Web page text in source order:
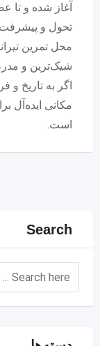
آغاز شده و تا
تحول و پیشرفت
محل تمرین
شیک‌ترین و
اگر به تاریخ و
مکانی ایده‌آل
است.
Search